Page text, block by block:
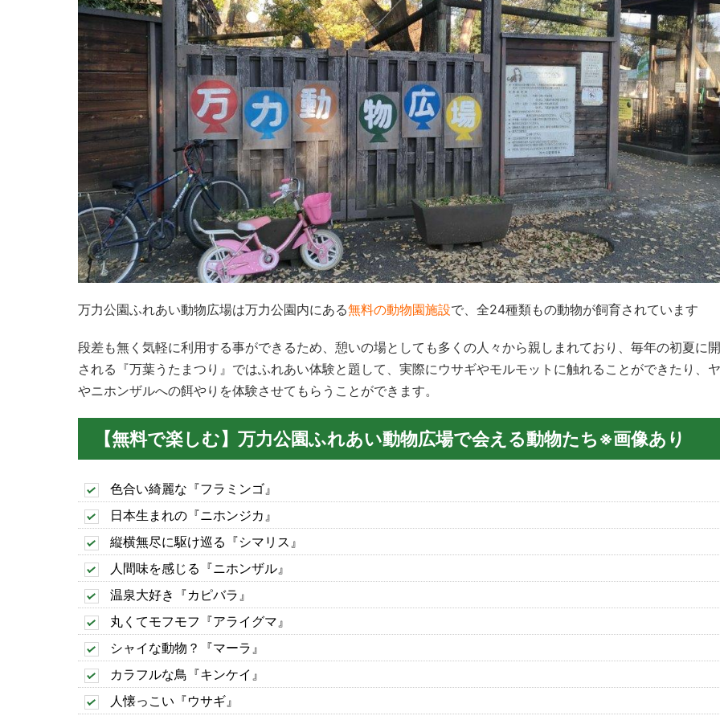
万力公園ふれあい動物広場は万力公園内にある無料の動物園施設で、全24種類もの動物が飼育されています
段差も無く気軽に利用する事ができるため、憩いの場としても多くの人々から親しまれており、毎年の初夏に
される『万葉うたまつり』ではふれあい体験と題して、実際にウサギやモルモットに触れることができたり、
やニホンザルへの餌やりを体験させてもらうことができます。
【無料で楽しむ】万力公園ふれあい動物広場で会える動物たち※画像あり
色合い綺麗な『フラミンゴ』
日本生まれの『ニホンジカ』
縦横無尽に駆け巡る『シマリス』
人間味を感じる『ニホンザル』
温泉大好き『カピバラ』
丸くてモフモフ『アライグマ』
シャイな動物？『マーラ』
カラフルな鳥『キンケイ』
人懐っこい『ウサギ』